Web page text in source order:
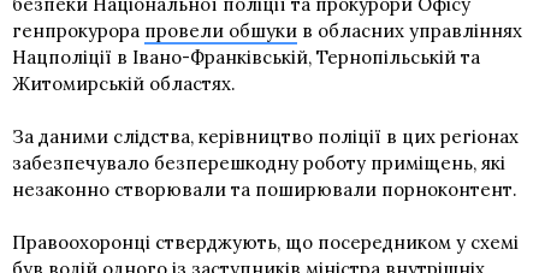
генпрокурора провели обшуки в обласних управліннях
Нацполіції в Івано-Франківській, Тернопільській та
Житомирській областях.
За даними слідства, керівництво поліції в цих регіонах
забезпечувало безперешкодну роботу приміщень, які
незаконно створювали та поширювали порноконтент.
Правоохоронці стверджують, що посередником у схемі